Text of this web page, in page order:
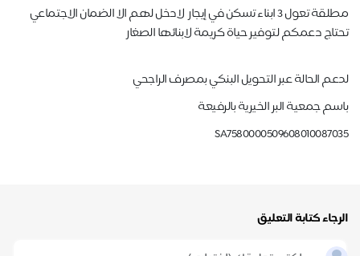
مطلقة تعول 3 ابناء تسكن في إيجار لادخل لهم الا الضمان الاجتماعي
تحتاج دعمكم لتوفير حياة كريمة لابنائها الصغار
لدعم الحالة عبر التحويل البنكي بمصرف الراجحي
باسم جمعية البر الخيرية بالرفيعة
SA7580000509608010087035
الرجاء كتابة التعليق